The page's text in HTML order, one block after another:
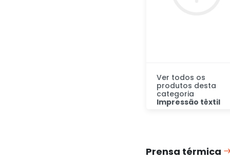
Ver todos os
produtos desta
categoria
Impressão têxtil
Prensa térmica